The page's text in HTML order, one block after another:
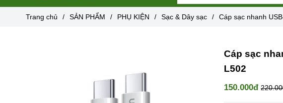
Trang chủ / SẢN PHẨM / PHỤ KIỆN / Sạc & Dây sạc / Cáp sạc nhanh
Cáp sạc
L502
150.000đ